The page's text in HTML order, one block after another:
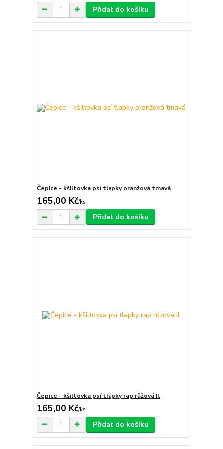
Přidat do košíku
Čepice - kšiltovka psí tlapky oranžová tmavá
165,00 Kč/ks
Přidat do košíku
Čepice - kšiltovka psí tlapky rap růžová II.
165,00 Kč/ks
Přidat do košíku